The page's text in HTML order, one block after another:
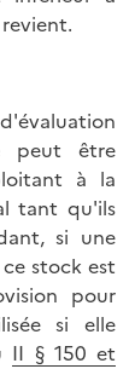
peut être
à la
tant qu'ils
si une
stock est
pour
si elle
II § 150 et